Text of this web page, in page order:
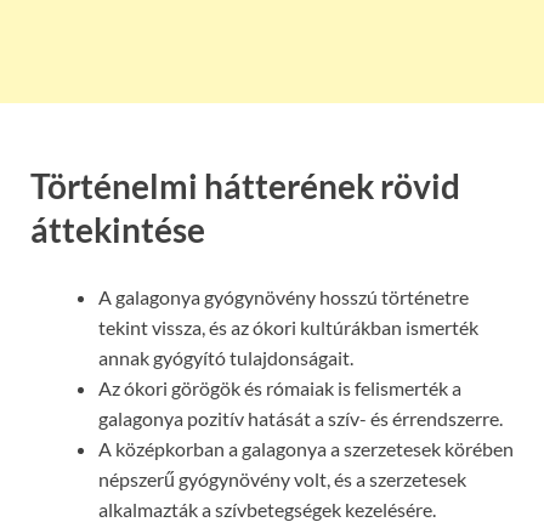
Történelmi hátterének rövid
áttekintése
A galagonya gyógynövény hosszú történetre
tekint vissza, és az ókori kultúrákban ismerték
annak gyógyító tulajdonságait.
Az ókori görögök és rómaiak is felismerték a
galagonya pozitív hatását a szív- és érrendszerre.
A középkorban a galagonya a szerzetesek körében
népszerű gyógynövény volt, és a szerzetesek
alkalmazták a szívbetegségek kezelésére.